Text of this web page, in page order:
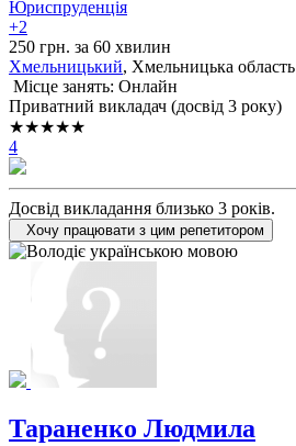
Юриспруденція
+2
250 грн. за 60 хвилин
Хмельницький, Хмельницька область
Місце занять: Онлайн
Приватний викладач (досвід 3 року)
★★★★★
4
Досвід викладання близько 3 років.
Хочу працювати з цим репетитором
Тараненко Людмила